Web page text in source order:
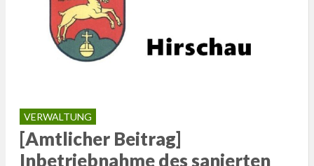
VERWALTUNG
[Amtlicher Beitrag]
Inbetriebnahme des sanierten